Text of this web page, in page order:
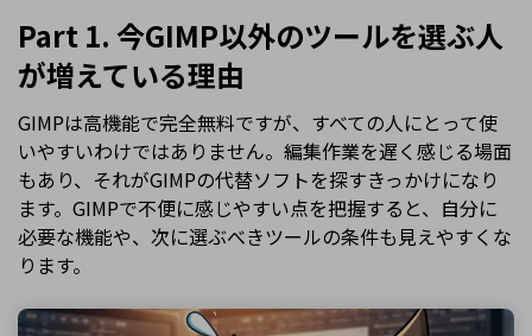
Part 1. 今GIMP以外のツールを選ぶ人
が増えている理由
GIMPは高機能で完全無料ですが、すべての人にとって使
いやすいわけではありません。編集作業を遅く感じる場面
もあり、それがGIMPの代替ソフトを探すきっかけになり
ます。GIMPで不便に感じやすい点を把握すると、自分に
必要な機能や、次に選ぶべきツールの条件も見えやすくな
ります。